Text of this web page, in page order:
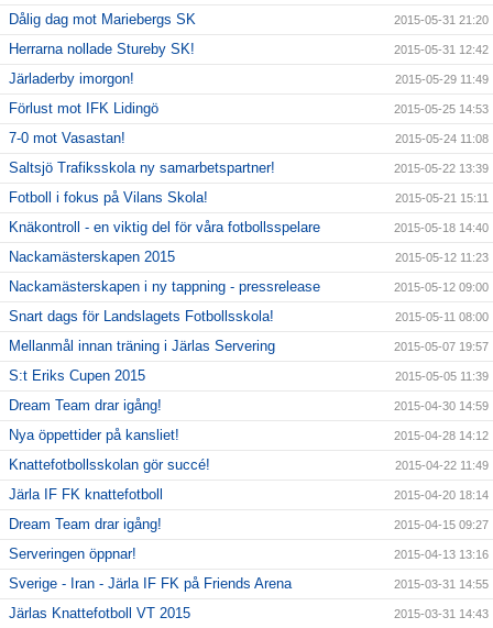
Dålig dag mot Mariebergs SK 2015-05-31 21:20
Herrarna nollade Stureby SK! 2015-05-31 12:42
Järladerby imorgon! 2015-05-29 11:49
Förlust mot IFK Lidingö 2015-05-25 14:53
7-0 mot Vasastan! 2015-05-24 11:08
Saltsjö Trafiksskola ny samarbetspartner! 2015-05-22 13:39
Fotboll i fokus på Vilans Skola! 2015-05-21 15:11
Knäkontroll - en viktig del för våra fotbollsspelare 2015-05-18 14:40
Nackamästerskapen 2015 2015-05-12 11:23
Nackamästerskapen i ny tappning - pressrelease 2015-05-12 09:00
Snart dags för Landslagets Fotbollsskola! 2015-05-11 08:00
Mellanmål innan träning i Järlas Servering 2015-05-07 19:57
S:t Eriks Cupen 2015 2015-05-05 11:39
Dream Team drar igång! 2015-04-30 14:59
Nya öppettider på kansliet! 2015-04-28 14:12
Knattefotbollsskolan gör succé! 2015-04-22 11:49
Järla IF FK knattefotboll 2015-04-20 18:14
Dream Team drar igång! 2015-04-15 09:27
Serveringen öppnar! 2015-04-13 13:16
Sverige - Iran - Järla IF FK på Friends Arena 2015-03-31 14:55
Järlas Knattefotboll VT 2015 2015-03-31 14:43